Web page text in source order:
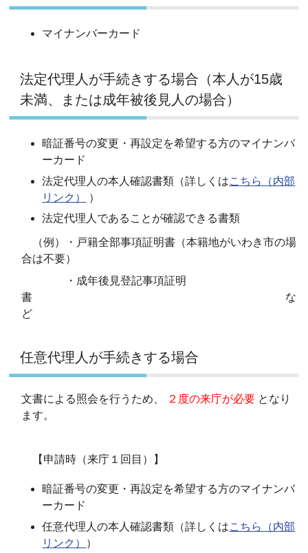
マイナンバーカード
法定代理人が手続きする場合（本人が15歳
未満、または成年被後見人の場合）
暗証番号の変更・再設定を希望する方のマイナンバ
ーカード
法定代理人の本人確認書類（詳しくはこちら（内部
リンク）
）
法定代理人であることが確認できる書類
（例）・戸籍全部事項証明書（本籍地がいわき市の場
合は不要）
・成年後見登記事項証明
書 な
ど
任意代理人が手続きする場合
文書による照会を行うため、 ２度の来庁が必要 となり
ます。
【申請時（来庁１回目）】
暗証番号の変更・再設定を希望する方のマイナンバ
ーカード
任意代理人の本人確認書類（詳しくはこちら（内部
リンク） ）